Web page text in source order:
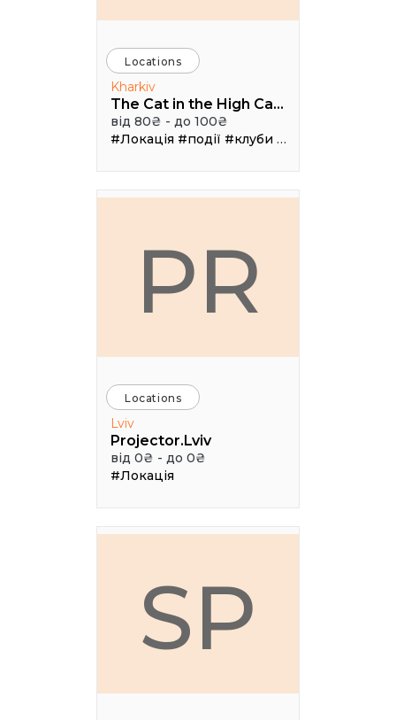
Locations
Kharkiv
The Cat in the High Castle
від 80₴ - до 100₴
#Локація #події #клуби #Зал
PR
Locations
Lviv
Projector.Lviv
від 0₴ - до 0₴
#Локація
SP